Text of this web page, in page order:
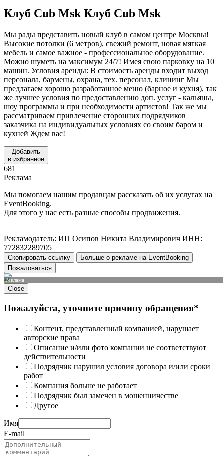
Клуб Cub Msk Клуб Cub Msk
Мы рады представить новый клуб в самом центре Москвы!
Высокие потолки (6 метров), свежий ремонт, новая мягкая
мебель и самое важное - профессиональное оборудование.
Можно шуметь на максимум 24/7! Имея свою парковку на 10
машин. Условия аренды: В стоимость аренды входит выход
персонала, бармены, охрана, тех. персонал, клининг Мы
предлагаем хорошо разработанное меню (барное и кухня), так
же лучшее условия по предоставлению доп. услуг - кальяны,
шоу программы и при необходимости артистов! Так же мы
рассматриваем привлечение сторонних подрядчиков
заказчика на индивидуальных условиях со своим баром и
кухней Ждем вас!
Добавить
в избранное
681
Реклама
Мы помогаем нашим продавцам рассказать об их услугах на
EventBooking.
Для этого у нас есть разные способы продвижения.
Рекламодатель: ИП Осипов Никита Владимирович ИНН:
772832289705
Скопировать ссылку
Больше о рекламе на EventBooking
Пожаловаться
Реклама
Close
Пожалуйста, уточните причину обращения*
Контент, представленный компанией, нарушает
авторские права
Описание и/или фото компании не соответствуют
действительности
Подрядчик нарушил условия договора и/или сроки
работ
Компания больше не работает
Подрядчик был замечен в мошенничестве
Другое
Имя
E-mail